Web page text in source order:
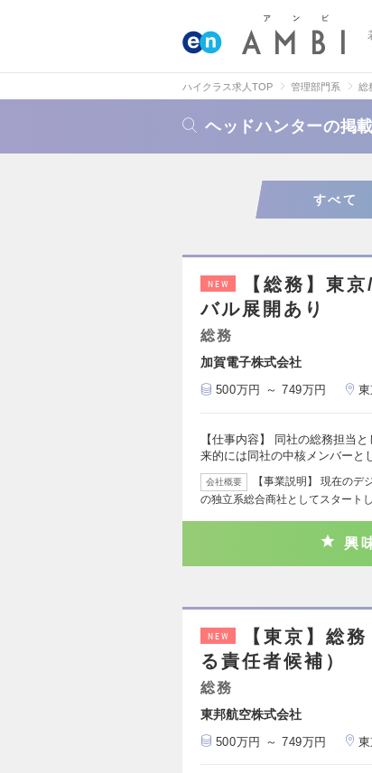
ハイクラス求人TOP 管理部門系 総
ヘッドハンターの掲
すべて
NEW
【総務】東
バル展開あり
総務
加賀電子株式会社
500万円 ～ 749万円
【仕事内容】 同社の総務担当
来的には同社の中核メンバーと
会社概要
【事業説明】 現在の
の独立系総合商社としてスタート
興
NEW
【東京】総
る責任者候補）
総務
東邦航空株式会社
500万円 ～ 749万円